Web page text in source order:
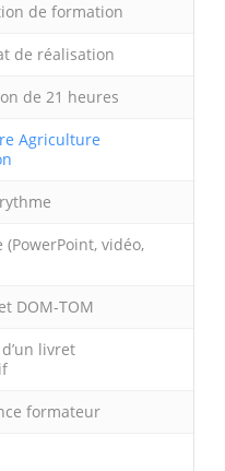
de formation
de réalisation
de 21 heures
Agriculture
(PowerPoint, vidéo,
DOM-TOM
livret
formateur